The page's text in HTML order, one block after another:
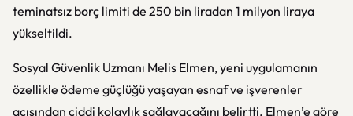
teminatsız borç limiti de 250 bin liradan 1 milyon liraya
yükseltildi.
Sosyal Güvenlik Uzmanı Melis Elmen, yeni uygulamanın
özellikle ödeme güçlüğü yaşayan esnaf ve işverenler
açısından ciddi kolaylık sağlayacağını belirtti. Elmen’e göre